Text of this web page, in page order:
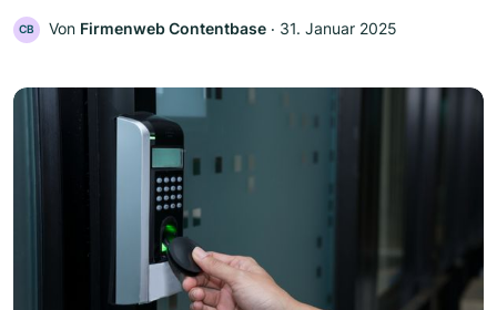
CB Von Firmenweb Contentbase ‧ 31. Januar 2025